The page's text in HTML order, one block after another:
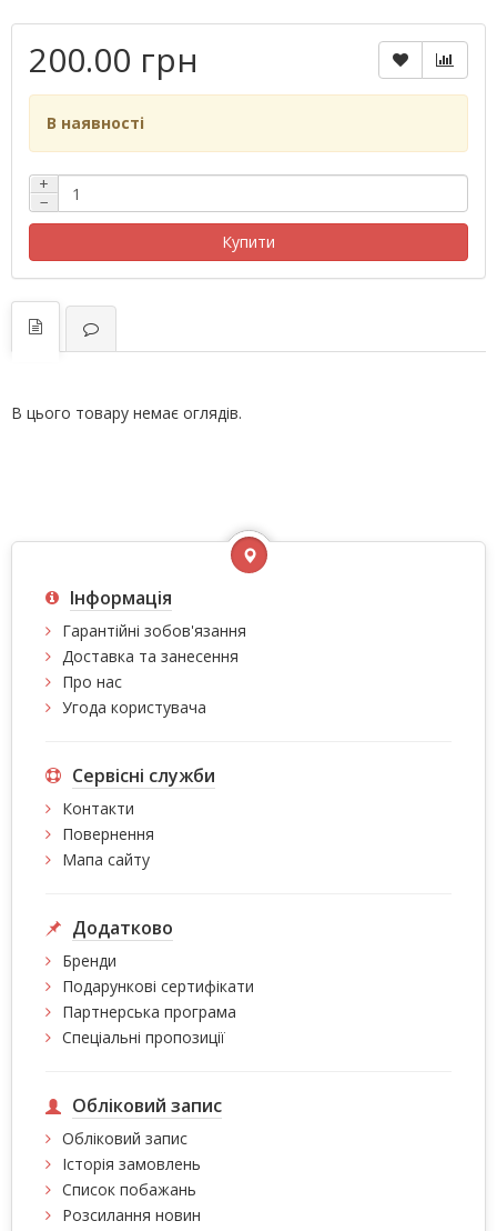
200.00 грн
В наявності
+
−
Купити
В цього товару немає оглядів.
Інформація
Гарантійні зобов'язання
Доставка та занесення
Про нас
Угода користувача
Сервісні служби
Контакти
Повернення
Мапа сайту
Додатково
Бренди
Подарункові сертифікати
Партнерська програма
Спеціальні пропозиції
Обліковий запис
Обліковий запис
Історія замовлень
Список побажань
Розсилання новин